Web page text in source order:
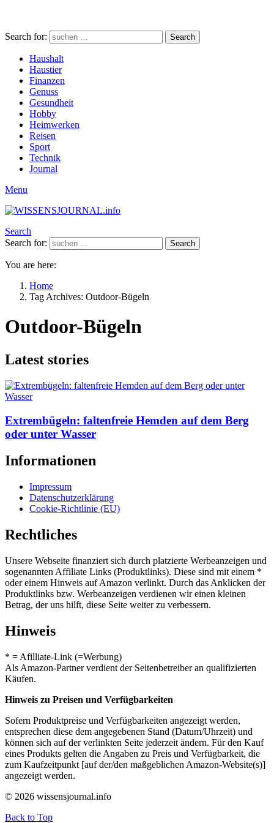
Search for: Search
Haushalt
Haustier
Finanzen
Genuss
Gesundheit
Hobby
Heimwerken
Reisen
Sport
Technik
Journal
Menu
Search
Search for:
Search
You are here:
Home
Tag Archives: Outdoor-Bügeln
Outdoor-Bügeln
Latest stories
Extrembügeln: faltenfreie Hemden auf dem Berg
oder unter Wasser
Informationen
Impressum
Datenschutzerklärung
Cookie-Richtlinie (EU)
Rechtliches
Unsere Webseite finanziert sich durch platzierte Werbeanzeigen und
sogenannten Affiliate Links (Produktlinks). Diese sind mit einem *
oder einem Hinweis auf Amazon verlinkt. Durch das Anklicken der
Produktlinks bzw. Werbeanzeigen verdienen wir einen kleinen
Betrag, der uns hilft, diese Seite weiter zu verbessern.
Hinweis
* = Afilliate-Link (=Werbung)
Als Amazon-Partner verdient der Seitenbetreiber an qualifizierten
Käufen.
Hinweis zu Preisen und Verfügbarkeiten
Sofern Produktpreise und Verfügbarkeiten angezeigt werden,
entsprechen diese dem angegebenen Stand (Datum/Uhrzeit) und
können sich auf der verlinkten Seite jederzeit ändern. Für den Kauf
eines Produkts gelten die Angaben zu Preis und Verfügbarkeit, die
zum Kaufzeitpunkt [auf der/den maßgeblichen Amazon-Website(s)]
angezeigt werden.
© 2026 wissensjournal.info
Back to Top